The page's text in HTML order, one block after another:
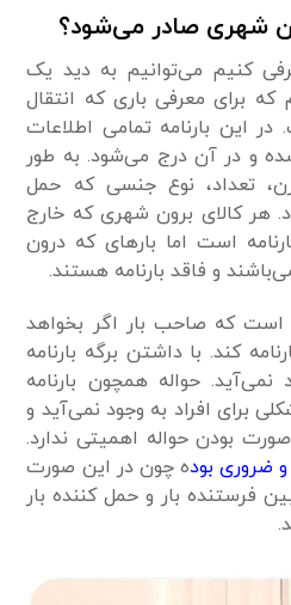
شهری صادر می‌شود؟
کنیم می‌توانیم به دید یک
برای معرفی باری که انتقال
این بارنامه تمامی اطلاعات
و در آن درج می‌شود. به طور
تعداد، نوع جنسی که حمل
هر کالای برون شهری که خارج
است اما بارهای که درون
و فاقد بارنامه هستند.
است که صاحب بار اگر بخواهد
کند. با داشتن برگه بارنامه
حواله همچون بارنامه
برای افراد به وجود نمی‌آید و
بودن حواله اهمیتی ندارد.
و ضروری بوده چون در این صورت
فرستنده بار و حمل کننده بار